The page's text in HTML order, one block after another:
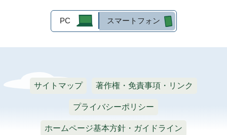
PC スマートフォン
サイトマップ 著作権・免責事項・リンク
プライバシーポリシー
ホームページ基本方針・ガイドライン